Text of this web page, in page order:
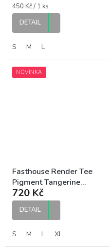
Měrná
cena:
450 Kč / 1 ks
DETAIL
S M L
NOVINKA
Fasthouse Render Tee
Pigment Tangerine
pánské tričko
720 Kč
DETAIL
S M L XL